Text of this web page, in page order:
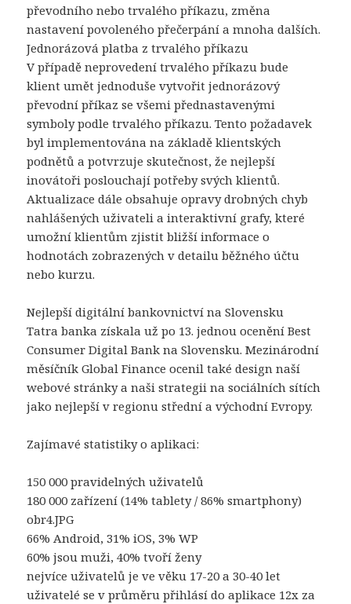
převodního nebo trvalého příkazu, změna
nastavení povoleného přečerpání a mnoha dalších.
Jednorázová platba z trvalého příkazu
V případě neprovedení trvalého příkazu bude
klient umět jednoduše vytvořit jednorázový
převodní příkaz se všemi přednastavenými
symboly podle trvalého příkazu. Tento požadavek
byl implementována na základě klientských
podnětů a potvrzuje skutečnost, že nejlepší
inovátoři poslouchají potřeby svých klientů.
Aktualizace dále obsahuje opravy drobných chyb
nahlášených uživateli a interaktivní grafy, které
umožní klientům zjistit bližší informace o
hodnotách zobrazených v detailu běžného účtu
nebo kurzu.
Nejlepší digitální bankovnictví na Slovensku
Tatra banka získala už po 13. jednou ocenění Best
Consumer Digital Bank na Slovensku. Mezinárodní
měsíčník Global Finance ocenil také design naší
webové stránky a naši strategii na sociálních sítích
jako nejlepší v regionu střední a východní Evropy.
Zajímavé statistiky o aplikaci:
150 000 pravidelných uživatelů
180 000 zařízení (14% tablety / 86% smartphony)
obr4.JPG
66% Android, 31% iOS, 3% WP
60% jsou muži, 40% tvoří ženy
nejvíce uživatelů je ve věku 17-20 a 30-40 let
uživatelé se v průměru přihlásí do aplikace 12x za